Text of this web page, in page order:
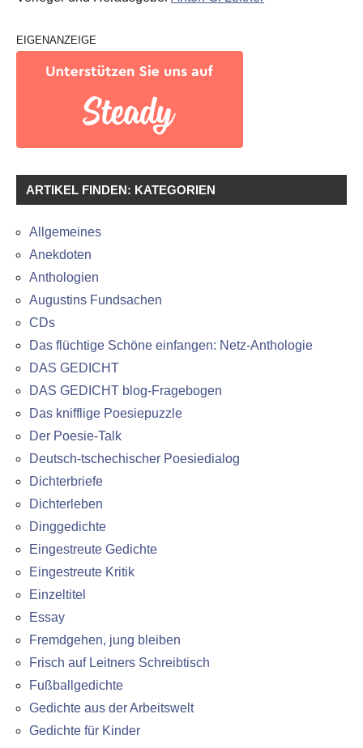
EIGENANZEIGE
ARTIKEL FINDEN: KATEGORIEN
Allgemeines
Anekdoten
Anthologien
Augustins Fundsachen
CDs
Das flüchtige Schöne einfangen: Netz-Anthologie
DAS GEDICHT
DAS GEDICHT blog-Fragebogen
Das knifflige Poesiepuzzle
Der Poesie-Talk
Deutsch-tschechischer Poesiedialog
Dichterbriefe
Dichterleben
Dinggedichte
Eingestreute Gedichte
Eingestreute Kritik
Einzeltitel
Essay
Fremdgehen, jung bleiben
Frisch auf Leitners Schreibtisch
Fußballgedichte
Gedichte aus der Arbeitswelt
Gedichte für Kinder